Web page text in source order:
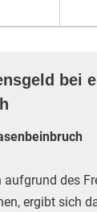
bei
aufgrund des
ergibt sich